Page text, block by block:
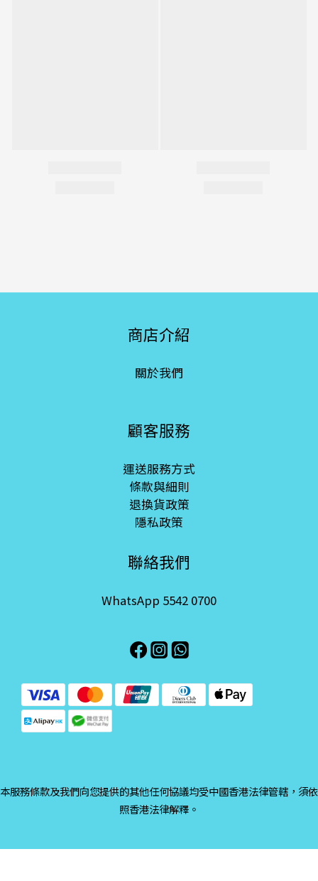
商店介紹
關於我們
顧客服務
運送服務方式
條款與細則
退換貨政策
隱私政策
聯絡我們
WhatsApp 5542 0700
本服務條款及我們向您提供的其他任何協議均受中國香港法律管轄，須依
照香港法律解釋。